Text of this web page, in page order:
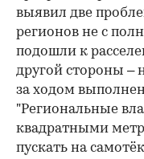
выявил две
регионов не с
подошли к
другой стороны –
за ходом
"Региональные
квадратными
пускать на